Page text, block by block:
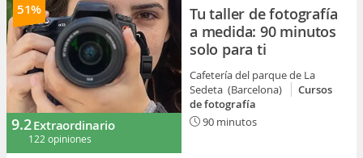
51%
9.2Extraordinario
122 opiniones
Tu taller de fotografía
a medida: 90 minutos
solo para ti
Cafetería del parque de La
Sedeta (Barcelona)
Cursos
de fotografía
90 minutos